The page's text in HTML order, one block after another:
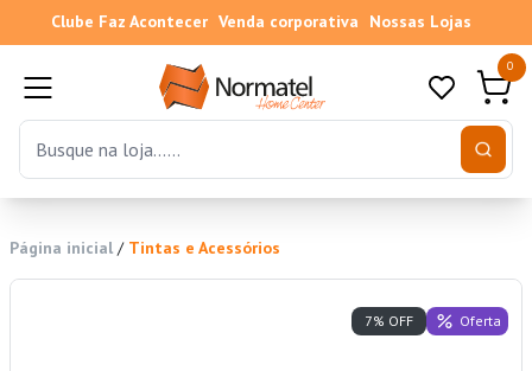
Clube Faz Acontecer Venda corporativa Nossas Lojas
0
Página inicial / Tintas e Acessórios
7% OFF Oferta